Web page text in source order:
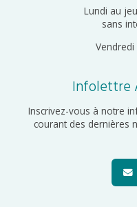
Lundi au
sans
Infolettre
Inscrivez-vous à notre
courant des dernières